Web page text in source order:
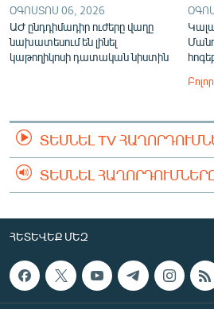
ՕԳՈՍՏՈՍ 06, 2026
ԱԺ ընդդիմադիր ուժերը վաղը
նախատեսում են լինել
կաթողիկոսի դատական նիստին
ՏԵՍՆԵԼ TV
ՏԵՍՆԵԼ
ՀԵՏԵՎԵՔ ՄԵԶ